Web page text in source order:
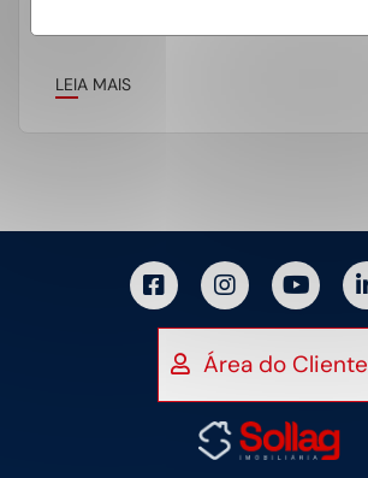
LEIA MAIS
Área do Cliente